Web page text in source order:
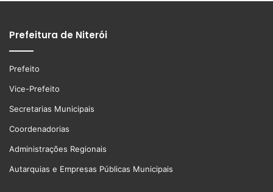
Prefeitura de Niterói
Prefeito
Vice-Prefeito
Secretarias Municipais
Coordenadorias
Administrações Regionais
Autarquias e Empresas Públicas Municipais